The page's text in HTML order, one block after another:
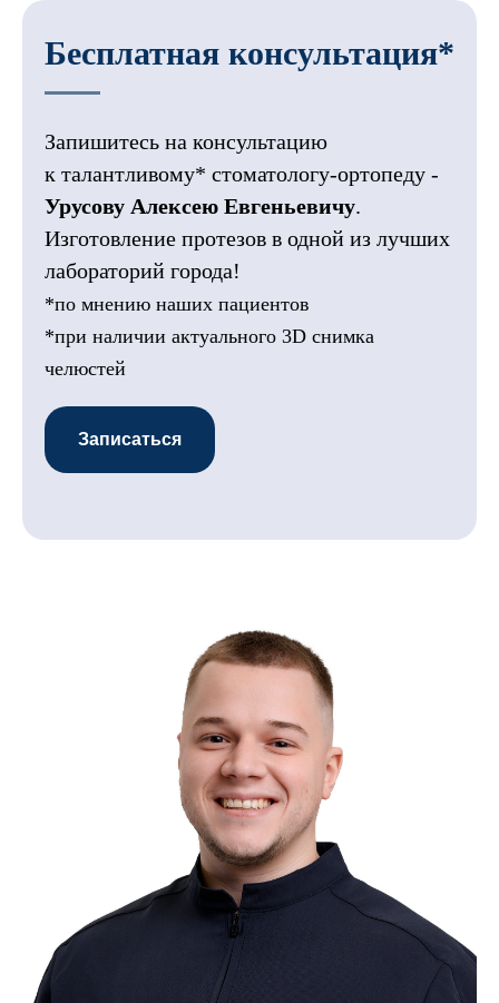
Бесплатная консультация*
Запишитесь на консультацию
к талантливому* стоматологу-ортопеду -
Урусову Алексею Евгеньевичу.
Изготовление протезов в одной из лучших
лабораторий города!
*по мнению наших пациентов
*при наличии актуального 3D снимка
челюстей
Записаться